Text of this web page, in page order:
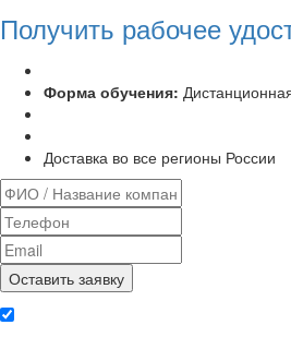
Получить рабочее
Форма обучения:
Доставка во все регионы России